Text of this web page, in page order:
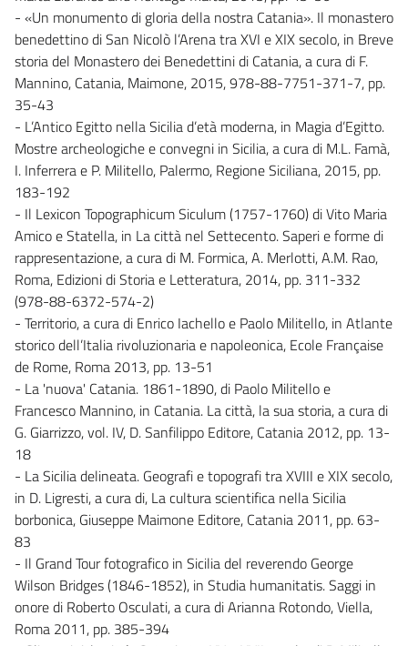
- «Un monumento di gloria della nostra Catania». Il monastero
benedettino di San Nicolò l’Arena tra XVI e XIX secolo, in Breve
storia del Monastero dei Benedettini di Catania, a cura di F.
Mannino, Catania, Maimone, 2015, 978-88-7751-371-7, pp.
35-43
- L’Antico Egitto nella Sicilia d’età moderna, in Magia d’Egitto.
Mostre archeologiche e convegni in Sicilia, a cura di M.L. Famà,
I. Inferrera e P. Militello, Palermo, Regione Siciliana, 2015, pp.
183-192
- Il Lexicon Topographicum Siculum (1757-1760) di Vito Maria
Amico e Statella, in La città nel Settecento. Saperi e forme di
rappresentazione, a cura di M. Formica, A. Merlotti, A.M. Rao,
Roma, Edizioni di Storia e Letteratura, 2014, pp. 311-332
(978-88-6372-574-2)
- Territorio, a cura di Enrico Iachello e Paolo Militello, in Atlante
storico dell’Italia rivoluzionaria e napoleonica, Ecole Française
de Rome, Roma 2013, pp. 13-51
- La 'nuova' Catania. 1861-1890, di Paolo Militello e
Francesco Mannino, in Catania. La città, la sua storia, a cura di
G. Giarrizzo, vol. IV, D. Sanfilippo Editore, Catania 2012, pp. 13-
18
- La Sicilia delineata. Geografi e topografi tra XVIII e XIX secolo,
in D. Ligresti, a cura di, La cultura scientifica nella Sicilia
borbonica, Giuseppe Maimone Editore, Catania 2011, pp. 63-
83
- Il Grand Tour fotografico in Sicilia del reverendo George
Wilson Bridges (1846-1852), in Studia humanitatis. Saggi in
onore di Roberto Osculati, a cura di Arianna Rotondo, Viella,
Roma 2011, pp. 385-394